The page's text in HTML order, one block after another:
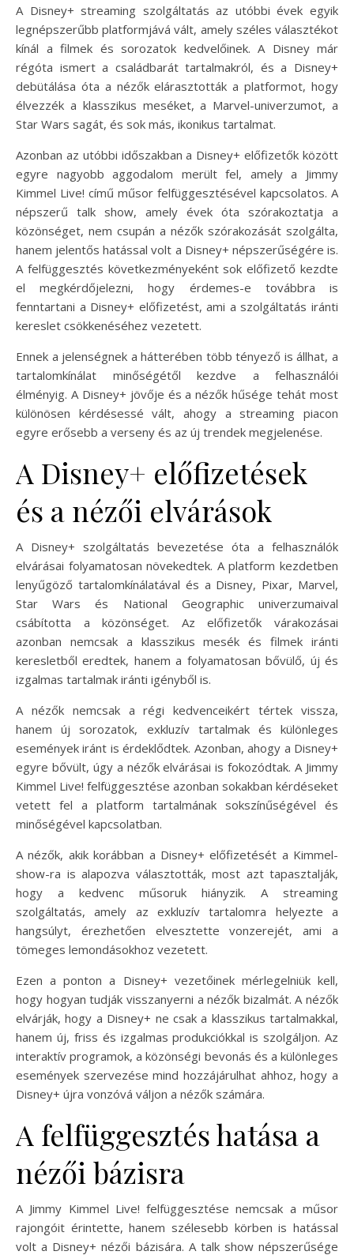
A Disney+ streaming szolgáltatás az utóbbi évek egyik
legnépszerűbb platformjává vált, amely széles választékot
kínál a filmek és sorozatok kedvelőinek. A Disney már
régóta ismert a családbarát tartalmakról, és a Disney+
debütálása óta a nézők elárasztották a platformot, hogy
élvezzék a klasszikus meséket, a Marvel-univerzumot, a
Star Wars sagát, és sok más, ikonikus tartalmat.
Azonban az utóbbi időszakban a Disney+ előfizetők között
egyre nagyobb aggodalom merült fel, amely a Jimmy
Kimmel Live! című műsor felfüggesztésével kapcsolatos. A
népszerű talk show, amely évek óta szórakoztatja a
közönséget, nem csupán a nézők szórakozását szolgálta,
hanem jelentős hatással volt a Disney+ népszerűségére is.
A felfüggesztés következményeként sok előfizető kezdte
el megkérdőjelezni, hogy érdemes-e továbbra is
fenntartani a Disney+ előfizetést, ami a szolgáltatás iránti
kereslet csökkenéséhez vezetett.
Ennek a jelenségnek a hátterében több tényező is állhat, a
tartalomkínálat minőségétől kezdve a felhasználói
élményig. A Disney+ jövője és a nézők hűsége tehát most
különösen kérdésessé vált, ahogy a streaming piacon
egyre erősebb a verseny és az új trendek megjelenése.
A Disney+ előfizetések
és a nézői elvárások
A Disney+ szolgáltatás bevezetése óta a felhasználók
elvárásai folyamatosan növekedtek. A platform kezdetben
lenyűgöző tartalomkínálatával és a Disney, Pixar, Marvel,
Star Wars és National Geographic univerzumaival
csábította a közönséget. Az előfizetők várakozásai
azonban nemcsak a klasszikus mesék és filmek iránti
keresletből eredtek, hanem a folyamatosan bővülő, új és
izgalmas tartalmak iránti igényből is.
A nézők nemcsak a régi kedvenceikért tértek vissza,
hanem új sorozatok, exkluzív tartalmak és különleges
események iránt is érdeklődtek. Azonban, ahogy a Disney+
egyre bővült, úgy a nézők elvárásai is fokozódtak. A Jimmy
Kimmel Live! felfüggesztése azonban sokakban kérdéseket
vetett fel a platform tartalmának sokszínűségével és
minőségével kapcsolatban.
A nézők, akik korábban a Disney+ előfizetését a Kimmel-
show-ra is alapozva választották, most azt tapasztalják,
hogy a kedvenc műsoruk hiányzik. A streaming
szolgáltatás, amely az exkluzív tartalomra helyezte a
hangsúlyt, érezhetően elvesztette vonzerejét, ami a
tömeges lemondásokhoz vezetett.
Ezen a ponton a Disney+ vezetőinek mérlegelniük kell,
hogy hogyan tudják visszanyerni a nézők bizalmát. A nézők
elvárják, hogy a Disney+ ne csak a klasszikus tartalmakkal,
hanem új, friss és izgalmas produkciókkal is szolgáljon. Az
interaktív programok, a közönségi bevonás és a különleges
események szervezése mind hozzájárulhat ahhoz, hogy a
Disney+ újra vonzóvá váljon a nézők számára.
A felfüggesztés hatása a
nézői bázisra
A Jimmy Kimmel Live! felfüggesztése nemcsak a műsor
rajongóit érintette, hanem szélesebb körben is hatással
volt a Disney+ nézői bázisára. A talk show népszerűsége